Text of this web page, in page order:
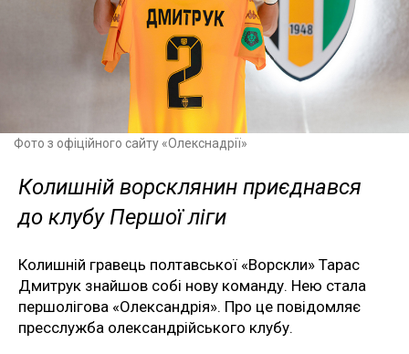
Фото з офіційного сайту «Олекснадрії»
Колишній ворсклянин приєднався
до клубу Першої ліги
Колишній гравець полтавської «Ворскли» Тарас
Дмитрук знайшов собі нову команду. Нею стала
першолігова «Олександрія». Про це повідомляє
пресслужба олександрійського клубу.